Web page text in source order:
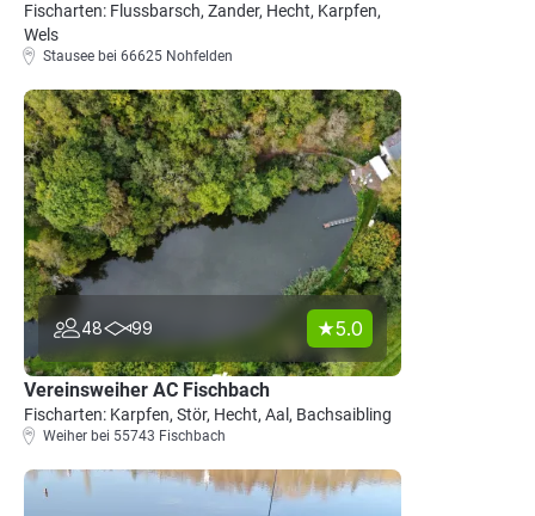
Fischarten: Flussbarsch, Zander, Hecht, Karpfen,
Wels
Stausee bei 66625 Nohfelden
48 99 5.0
Vereinsweiher AC Fischbach
Fischarten: Karpfen, Stör, Hecht, Aal, Bachsaibling
Weiher bei 55743 Fischbach